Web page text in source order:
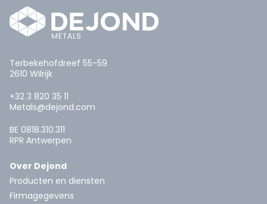
Terbekehofdreef 55-59
2610 Wilrijk
+32 3 820 35 11
Metals@dejond.com
BE 0818.310.311
RPR Antwerpen
Over Dejond
Producten en diensten
Firmagegevens